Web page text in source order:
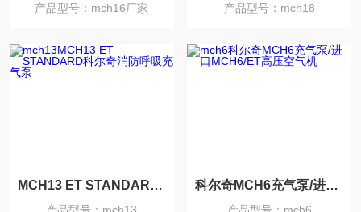
产品型号：mch16厂家 产品型号：mch18
MCH13 ET STANDARD科尔奇消防呼吸充气泵 科尔奇MCH6充气泵/进口MCH6/ET高压空气机